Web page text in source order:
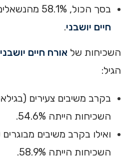
בסך הכול, 58.1% מהנשאלים סווגו כמנהלים
חיים יושבני.
‏השכיחות של אורח חיים יושבני
הגיל:
השכיחות הייתה 54.6%.
השכיחות הייתה 58.9%.